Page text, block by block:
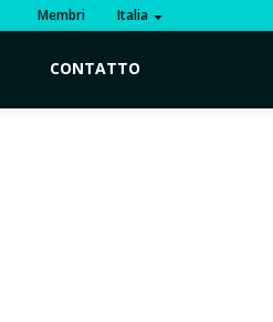
Membri Italia
CONTATTO